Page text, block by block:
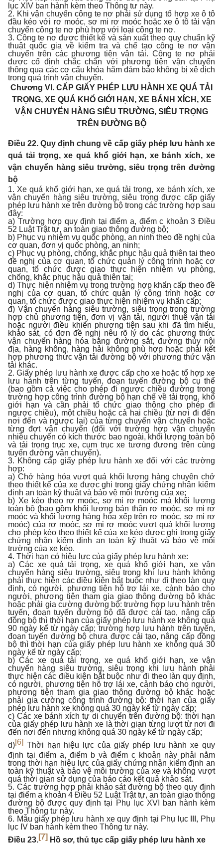
lục XIV ban hành kèm theo Thông tư này.
2. Khi vận chuyển công te nơ phải sử dụng tổ hợp xe ô tô
đầu kéo với rơ moóc, sơ mi rơ moóc hoặc xe ô tô tải vận
chuyển công te nơ phù hợp với loại công te nơ.
3. Công te nơ được thiết kế và sản xuất theo quy chuẩn kỹ
thuật quốc gia về kiểm tra và chế tạo công te nơ vận
chuyển trên các phương tiện vận tải. Công te nơ phải
được cố định chắc chắn với phương tiện vận chuyển
thông qua các cơ cấu khóa hãm đảm bảo không bị xê dịch
trong quá trình vận chuyển.
Chương VI. CẤP GIẤY PHÉP LƯU HÀNH XE QUÁ TẢI
TRỌNG, XE QUÁ KHỔ GIỚI HẠN, XE BÁNH XÍCH, XE
VẬN CHUYỂN HÀNG SIÊU TRƯỜNG, SIÊU TRỌNG
TRÊN ĐƯỜNG BỘ
Điều 22. Quy định chung về cấp giấy phép lưu hành xe
quá tải trọng, xe quá khổ giới hạn, xe bánh xích, xe
vận chuyển hàng siêu trường, siêu trọng trên đường
bộ
1. Xe quá khổ giới hạn, xe quá tải trọng, xe bánh xích, xe
vận chuyển hàng siêu trường, siêu trọng được cấp giấy
phép lưu hành xe trên đường bộ trong các trường hợp sau
đây:
a) Trường hợp quy định tại điểm a, điểm c khoản 3 Điều
52 Luật Trật tự, an toàn giao thông đường bộ;
b) Phục vụ nhiệm vụ quốc phòng, an ninh theo đề nghị của
cơ quan, đơn vị quốc phòng, an ninh;
c) Phục vụ phòng, chống, khắc phục hậu quả thiên tai theo
đề nghị của cơ quan, tổ chức quản lý công trình hoặc cơ
quan, tổ chức được giao thực hiện nhiệm vụ phòng,
chống, khắc phục hậu quả thiên tai;
d) Thực hiện nhiệm vụ trong trường hợp khẩn cấp theo đề
nghị của cơ quan, tổ chức quản lý công trình hoặc cơ
quan, tổ chức được giao thực hiện nhiệm vụ khẩn cấp;
đ) Vận chuyển hàng siêu trường, siêu trọng trong trường
hợp chủ phương tiện, đơn vị vận tải, người thuê vận tải
hoặc người điều khiển phương tiện sau khi đã tìm hiểu,
khảo sát, có đơn đề nghị nêu rõ lý do các phương thức
vận chuyển hàng hóa bằng đường sắt, đường thủy nội
địa, hàng không, hàng hải không phù hợp hoặc phải kết
hợp phương thức vận tải đường bộ với phương thức vận
tải khác.
2. Giấy phép lưu hành xe được cấp cho xe hoặc tổ hợp xe
lưu hành trên từng tuyến, đoạn tuyến đường bộ cụ thể
(bao gồm cả việc cho phép đi ngược chiều đường trong
trường hợp công trình đường bộ hạn chế về tải trọng, khổ
giới hạn và cần phải tổ chức giao thông cho phép đi
ngược chiều), một chiều hoặc cả hai chiều (từ nơi đi đến
nơi đến và ngược lại) của từng chuyến vận chuyển hoặc
từng đợt vận chuyển (đối với trường hợp vận chuyển
nhiều chuyến có kích thước bao ngoài, khối lượng toàn bộ
và tải trọng trục xe, cụm trục xe tương đương trên cùng
tuyến đường vận chuyển).
3. Không cấp giấy phép lưu hành xe đối với các trường
hợp:
a) Chở hàng hóa vượt quá khối lượng hàng chuyên chở
theo thiết kế của xe được ghi trong giấy chứng nhận kiểm
định an toàn kỹ thuật và bảo vệ môi trường của xe;
b) Xe kéo theo rơ moóc, sơ mi rơ moóc mà khối lượng
toàn bộ (bao gồm khối lượng bản thân rơ moóc, sơ mi rơ
moóc và khối lượng hàng hóa xếp trên rơ moóc, sơ mi rơ
moóc) của rơ moóc, sơ mi rơ moóc vượt quá khối lượng
cho phép kéo theo thiết kế của xe kéo được ghi trong giấy
chứng nhận kiểm định an toàn kỹ thuật và bảo vệ môi
trường của xe kéo.
4. Thời hạn có hiệu lực của giấy phép lưu hành xe:
a) Các xe quá tải trọng, xe quá khổ giới hạn, xe vận
chuyển hàng siêu trường, siêu trọng khi lưu hành không
phải thực hiện các điều kiện bắt buộc như đi theo làn quy
định, có người, phương tiện hỗ trợ lái xe, cảnh báo cho
người, phương tiện tham gia giao thông đường bộ khác
hoặc phải gia cường đường bộ: trường hợp lưu hành trên
tuyến, đoạn tuyến đường bộ đã được cải tạo, nâng cấp
đồng bộ thì thời hạn của giấy phép lưu hành xe không quá
90 ngày kể từ ngày cấp; trường hợp lưu hành trên tuyến,
đoạn tuyến đường bộ chưa được cải tạo, nâng cấp đồng
bộ thì thời hạn của giấy phép lưu hành xe không quá 30
ngày kể từ ngày cấp;
b) Các xe quá tải trọng, xe quá khổ giới hạn, xe vận
chuyển hàng siêu trường, siêu trọng khi lưu hành phải
thực hiện các điều kiện bắt buộc như đi theo làn quy định,
có người, phương tiện hỗ trợ lái xe, cảnh báo cho người,
phương tiện tham gia giao thông đường bộ khác hoặc
phải gia cường công trình đường bộ: thời hạn của giấy
phép lưu hành xe không quá 30 ngày kể từ ngày cấp;
c) Các xe bánh xích tự di chuyển trên đường bộ: thời hạn
của giấy phép lưu hành xe là thời gian từng lượt từ nơi đi
đến nơi đến nhưng không quá 30 ngày kể từ ngày cấp;
d)[6] Thời hạn hiệu lực của giấy phép lưu hành xe quy
định tại điểm a, điểm b và điểm c khoản này phải nằm
trong thời hạn hiệu lực của giấy chứng nhận kiểm định an
toàn kỹ thuật và bảo vệ môi trường của xe và không vượt
quá thời gian sử dụng của báo cáo kết quả khảo sát.
5. Các trường hợp phải khảo sát đường bộ theo quy định
tại điểm a khoản 4 Điều 52 Luật Trật tự, an toàn giao thông
đường bộ được quy định tại Phụ lục XVI ban hành kèm
theo Thông tư này.
6. Mẫu giấy phép lưu hành xe quy định tại Phụ lục III, Phụ
lục IV ban hành kèm theo Thông tư này.
Điều 23.[7] Hồ sơ, thủ tục cấp giấy phép lưu hành xe